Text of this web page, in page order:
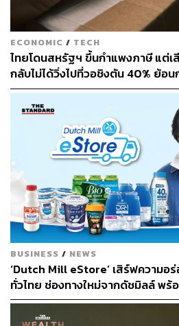
เติบโต 13% และ ปี 2567 อยู่ที่ 1.07
12% ด้วยกัน
ตามข้อมูลของ SHIPPOP ประเมิ
ด่วนปัจจุบัน ตลาดขนส่งพัสดุด่วนใน
แข่งขันสูง จากข้อมูลดังกล่าวพบว่า
ราย ได้แก่
ไปรษณีย์ไทย มีส่วนแบ่งการ
Kerry Express มีส่วนแบ่งกา
Flash Express มีส่วนแบ่งกา
DHL Express มีส่วนแบ่งการ
J&T Express มีส่วนแบ่งการ
และขนส่งอื่นๆ รวมกันอยู่ที่
อย่างไรก็ตาม คำถามที่ตามมาคือ ทั้
ประเมินว่าเติบโตจนจะทะลุ ‘แสนล้
ตลาดจึงขาดทุน โดยเฉพาะเบอร์ 2 อ
ECONOMIC / TECH
ไทยโดนสหรัฐฯ ขึ้นกำแพงภาษี แต่เ
กลับไม่ได้วิ่งไปที่วอชิงตัน 40% ย้อ
ราคาถูกที่ทะลักจน SME ไทยสู้ไม่ไหว
BUSINESS / NEWS
‘Dutch Mill eStore’ เสิร์ฟความอ
ทั่วไทย ช่องทางใหม่จากดัชมิลล์ พร้
ประเทศ ส่งไว สั่งก่อนเที่ยง ได้ของ
เย็นตรงจากโรงงาน